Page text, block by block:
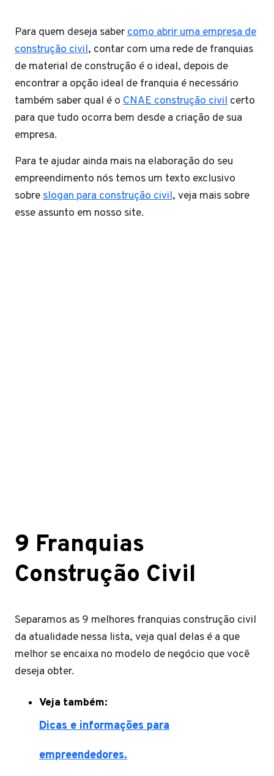
Para quem deseja sabercomo abrir uma empresa de
construção civil, contar com uma rede de franquias
de material de construção é o ideal, depois de
encontrar a opção ideal de franquia é necessário
também saber qual é o CNAE construção civil certo
para que tudo ocorra bem desde a criação de sua
empresa.
Para te ajudar ainda mais na elaboração do seu
empreendimento nós temos um texto exclusivo
sobreslogan para construção civil, veja mais sobre
esse assunto em nosso site.
9 Franquias
Construção Civil
Separamos as 9 melhores franquias construção civil
da atualidade nessa lista, veja qual delas é a que
melhor se encaixa no modelo de negócio que você
deseja obter.
Veja também:
Dicas e informações para
empreendedores.